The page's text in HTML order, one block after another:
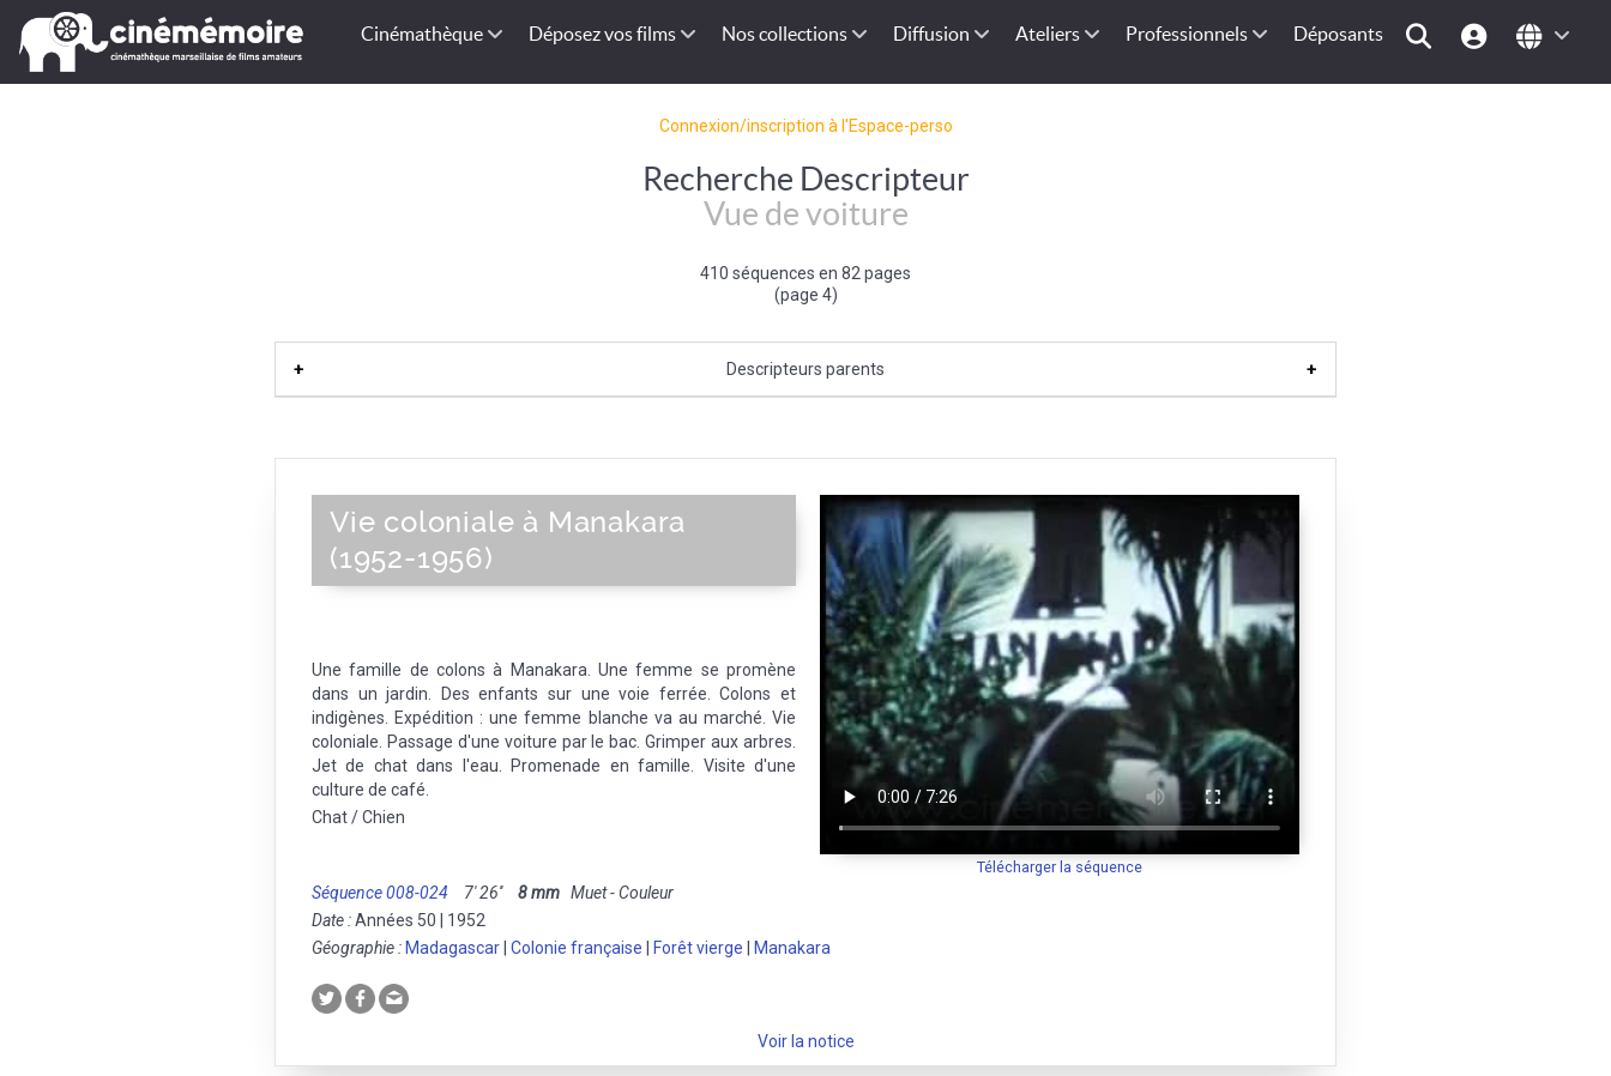
Cinémathèque Déposez vos films Nos collections Diffusion Ateliers Professionnels Déposants
Connexion/inscription à l'Espace-perso
Recherche Descripteur
Vue de voiture
410 séquences en 82 pages
(page 4)
Descripteurs parents
Télécharger la séquence
Vie coloniale à Manakara
(1952-1956)
Une famille de colons à Manakara. Une femme se promène
dans un jardin. Des enfants sur une voie ferrée. Colons et
indigènes. Expédition : une femme blanche va au marché. Vie
coloniale. Passage d'une voiture par le bac. Grimper aux arbres.
Jet de chat dans l'eau. Promenade en famille. Visite d'une
culture de café.
Chat / Chien
Séquence 008-024 7' 26'' 8 mm Muet - Couleur
Date :Années 50 | 1952
Géographie : Madagascar Colonie française Forêt vierge Manakara
Voir la notice